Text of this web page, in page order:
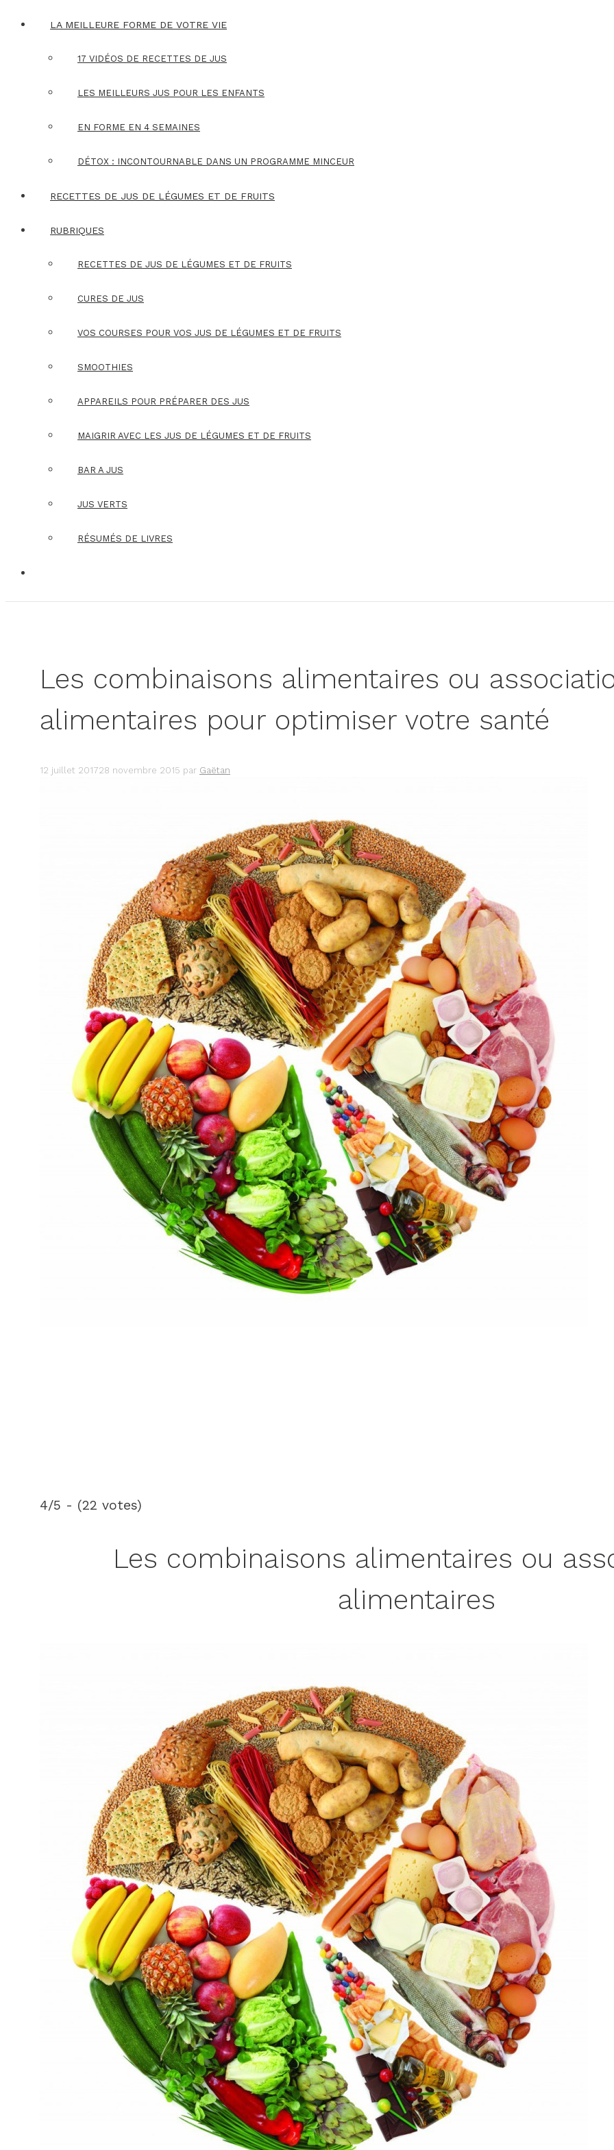
LA MEILLEURE FORME DE VOTRE VIE
17 VIDÉOS DE RECETTES DE JUS
LES MEILLEURS JUS POUR LES ENFANTS
EN FORME EN 4 SEMAINES
DÉTOX : INCONTOURNABLE DANS UN PROGRAMME MINCEUR
RECETTES DE JUS DE LÉGUMES ET DE FRUITS
RUBRIQUES
RECETTES DE JUS DE LÉGUMES ET DE FRUITS
CURES DE JUS
VOS COURSES POUR VOS JUS DE LÉGUMES ET DE FRUITS
SMOOTHIES
APPAREILS POUR PRÉPARER DES JUS
MAIGRIR AVEC LES JUS DE LÉGUMES ET DE FRUITS
BAR A JUS
JUS VERTS
RÉSUMÉS DE LIVRES
Les combinaisons alimentaires ou
alimentaires pour optimiser votre santé
12 juillet 201728 novembre 2015 par Gaëtan
4/5 - (22 votes)
Les combinaisons alimentaires ou
alimentaires